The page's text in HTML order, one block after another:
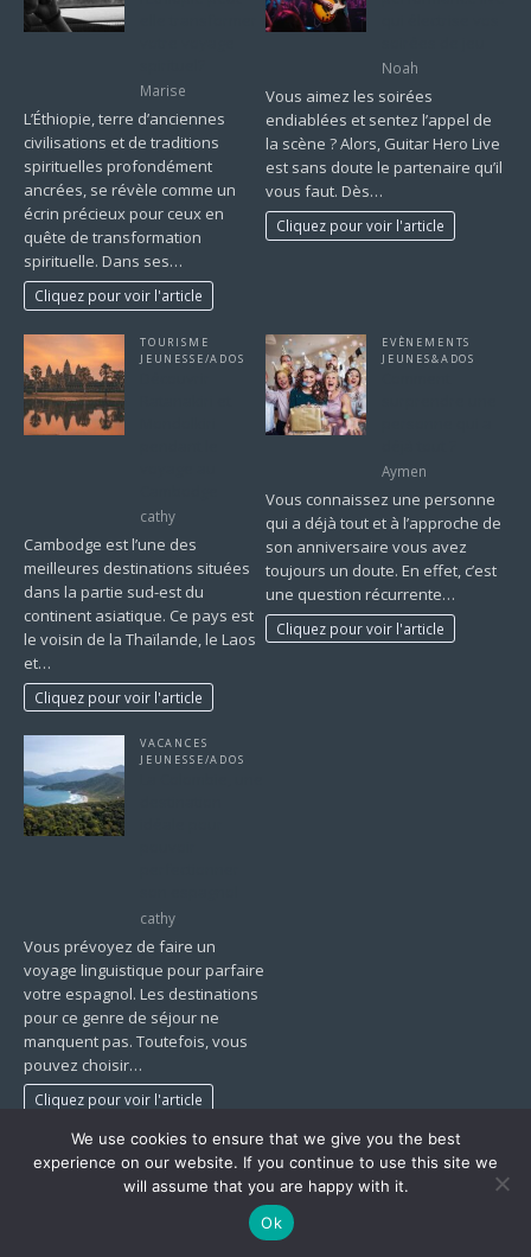
Marise
L’Éthiopie, terre d’anciennes
civilisations et de traditions
spirituelles profondément
ancrées, se révèle comme un
écrin précieux pour ceux en
quête de transformation
spirituelle. Dans ses…
Cliquez pour voir l'article
Noah
Vous aimez les soirées
endiablées et sentez l’appel de
la scène ? Alors, Guitar Hero Live
est sans doute le partenaire qu’il
vous faut. Dès…
Cliquez pour voir l'article
TOURISME
JEUNESSE/ADOS
cathy
Cambodge est l’une des
meilleures destinations situées
dans la partie sud-est du
continent asiatique. Ce pays est
le voisin de la Thaïlande, le Laos
et…
Cliquez pour voir l'article
EVÈNEMENTS
JEUNES&ADOS
Aymen
Vous connaissez une personne
qui a déjà tout et à l’approche de
son anniversaire vous avez
toujours un doute. En effet, c’est
une question récurrente…
Cliquez pour voir l'article
VACANCES
JEUNESSE/ADOS
cathy
Vous prévoyez de faire un
voyage linguistique pour parfaire
votre espagnol. Les destinations
pour ce genre de séjour ne
manquent pas. Toutefois, vous
pouvez choisir…
Cliquez pour voir l'article
1 2 … 18 »
Copyright © 2026 | Thème WordPress par
We use cookies to ensure that we give you the best
experience on our website. If you continue to use this site we
will assume that you are happy with it.
Ok